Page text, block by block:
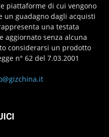
piattaforme di cui vengono
un guadagno dagli acquisti
una testata
aggiornato senza alcuna
considerarsi un prodotto
n° 62 del 7.03.2001